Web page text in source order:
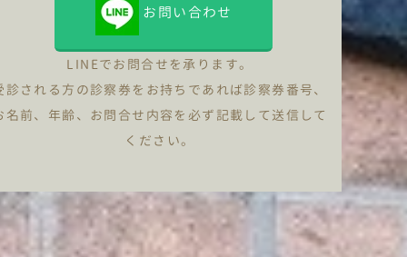
お問い合わせ
LINEでお問合せを承ります。
診される方の診察券をお持ちであれば診察券番号、
名前、年齢、お問合せ内容を必ず記載して送信して
ください。